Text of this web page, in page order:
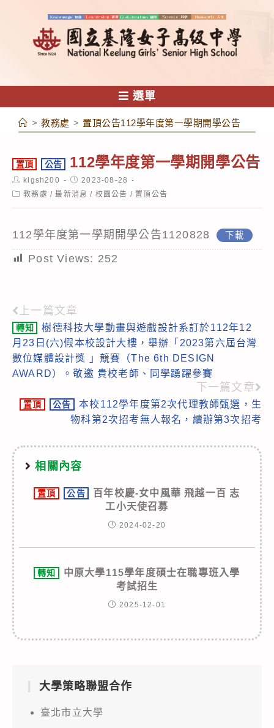
容
選單
> 教務處 > 置頂公告112學年度第一學期開學公告
置頂 公告 112學年度第一學期開學公告
Post
author:
klgsh200
Post
published:
2023-08-28
Post教務處 / 最新消息 / 校園公告 / 置頂公告
112學年度第一學期開學公告1120828 下載
Post Views: 252
Read
more
articles
上一篇文章
轉知
樹德科技大學動畫與遊戲設計系訂於112年12
月23日(六)假本校設計大樓，舉辦「2023第六屆台灣
數位媒體設計獎 」競賽（The 6th DESIGN
AWARD）。敬邀 貴校老師、同學踴躍參賽
下一篇文章
置頂 公告
本校112學年度第2次代理教師甄選，生
物科第2次招考無人報名，續辦第3次招考
相關內容
置頂 公告
百年校慶-女中風華 飛越一百 志
工小天使召募
2024-02-20
轉知
中原大學115學年度碩士在職專班入學
考試招生
2025-12-01
大學策略聯盟合作
臺北市立大學